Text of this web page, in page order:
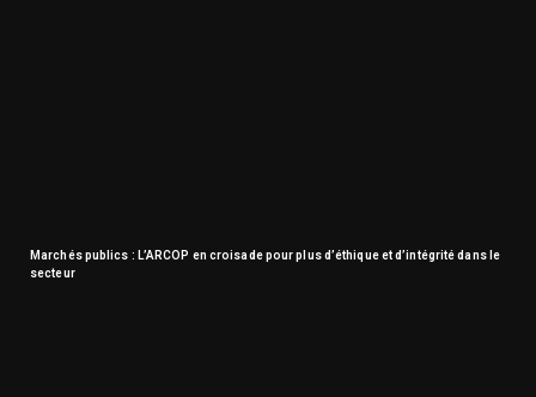
Marchés publics : L’ARCOP en croisade pour plus d’éthique et d’intégrité dans le
secteur